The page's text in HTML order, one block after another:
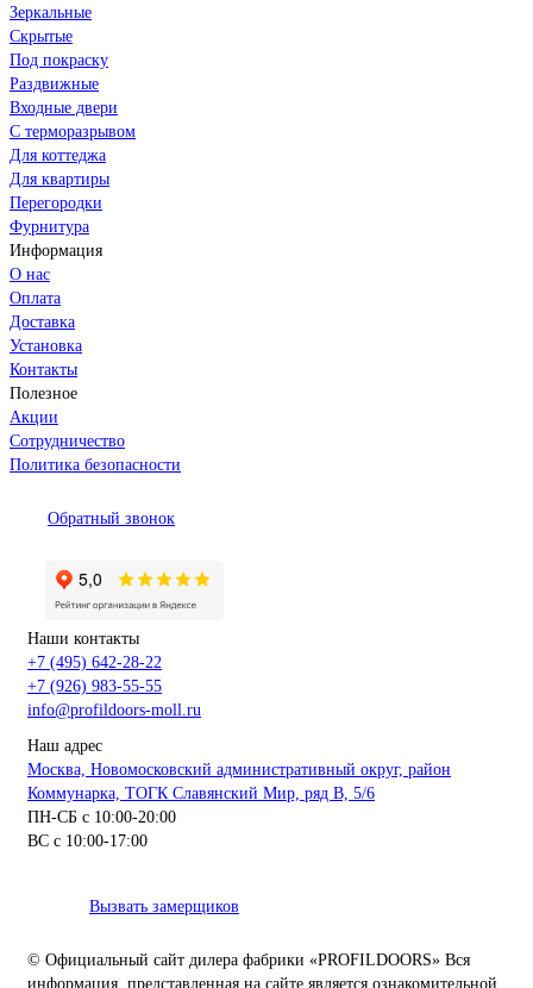
Зеркальные
Скрытые
Под покраску
Раздвижные
Входные двери
С терморазрывом
Для коттеджа
Для квартиры
Перегородки
Фурнитура
Информация
О нас
Оплата
Доставка
Установка
Контакты
Полезное
Акции
Сотрудничество
Политика безопасности
Обратный звонок
Наши контакты
+7 (495) 642-28-22
+7 (926) 983-55-55
info@profildoors-moll.ru
Наш адрес
Москва, Новомосковский административный округ, район
Коммунарка, ТОГК Славянский Мир, ряд В, 5/6
ПН-СБ с 10:00-20:00
ВС с 10:00-17:00
Вызвать замерщиков
© Официальный сайт дилера фабрики «PROFILDOORS» Вся
информация, представленная на сайте является ознакомительной.